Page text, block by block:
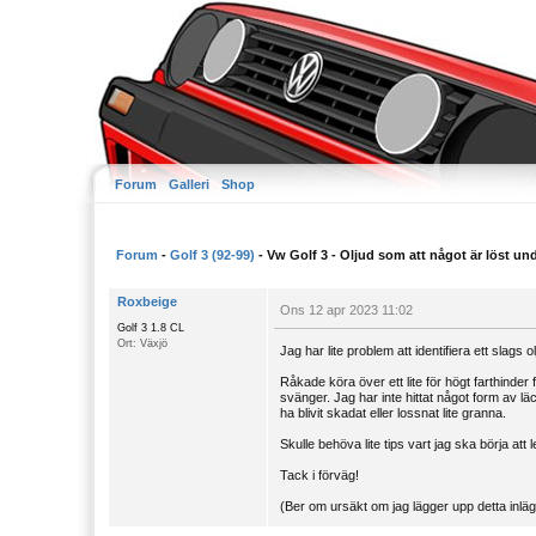
Forum Galleri Shop
Forum - Golf 3 (92-99) - Vw Golf 3 - Oljud som att något är löst
Roxbeige
Golf 3 1.8 CL
Ort: Växjö
Ons 12 apr 2023 11:02
Jag har lite problem att identifiera ett slags
Råkade köra över ett lite för högt
svänger. Jag har inte hittat något form av
ha blivit skadat eller lossnat lite granna.
Skulle behöva lite tips vart jag ska börja att
Tack i förväg!
(Ber om ursäkt om jag lägger upp detta